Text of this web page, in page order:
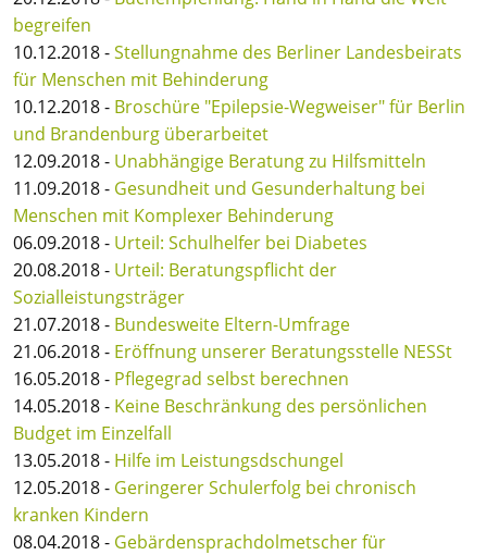
begreifen
10.12.2018 -Stellungnahme des Berliner Landesbeirats
für Menschen mit Behinderung
10.12.2018 - Broschüre "Epilepsie-Wegweiser" für Berlin
und Brandenburg überarbeitet
12.09.2018 - Unabhängige Beratung zu Hilfsmitteln
11.09.2018 - Gesundheit und Gesunderhaltung bei
Menschen mit Komplexer Behinderung
06.09.2018 - Urteil: Schulhelfer bei Diabetes
20.08.2018 - Urteil: Beratungspflicht der
Sozialleistungsträger
21.07.2018 - Bundesweite Eltern-Umfrage
21.06.2018 - Eröffnung unserer Beratungsstelle NESSt
16.05.2018 - Pflegegrad selbst berechnen
14.05.2018 - Keine Beschränkung des persönlichen
Budget im Einzelfall
13.05.2018 - Hilfe im Leistungsdschungel
12.05.2018 - Geringerer Schulerfolg bei chronisch
kranken Kindern
08.04.2018 - Gebärdensprachdolmetscher für